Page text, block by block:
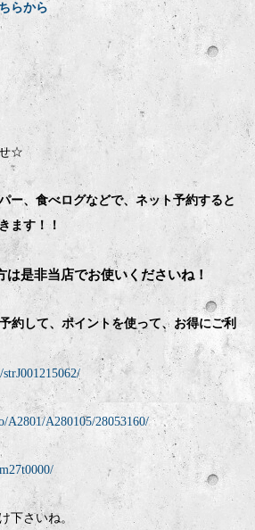
らから
せ☆
ー、食べログなどで、ネット予約すると
ます！！
是非当店でお使いくださいね！
約して、ポイントを使って、お得にご利
A2801/A280105/28053160/
下さいね。